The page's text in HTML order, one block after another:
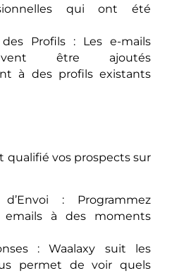
qui ont été
Profils : Les e-mails
être ajoutés
à des profils existants
qualifié vos prospects sur
d’Envoi : Programmez
emails à des moments
: Waalaxy suit les
permet de voir quels